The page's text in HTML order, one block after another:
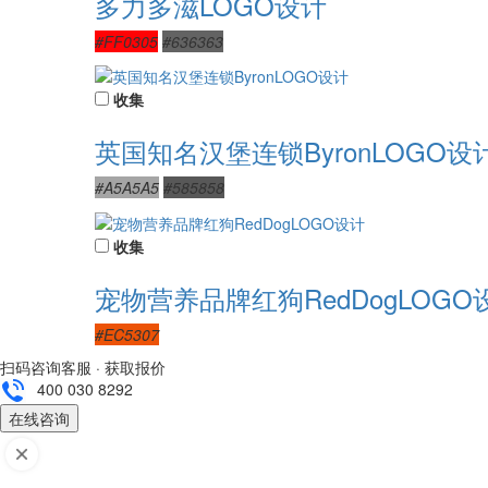
#FF0305 #636363
收集
英国知名汉堡连锁ByronLOGO设
#A5A5A5 #585858
收集
宠物营养品牌红狗RedDogLOGO
#EC5307
扫码咨询客服 · 获取报价
400 030 8292
在线咨询